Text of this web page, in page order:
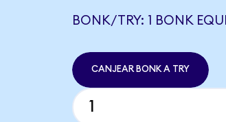
BONK/TRY: 1 BONK
CANJEAR BONK A TRY